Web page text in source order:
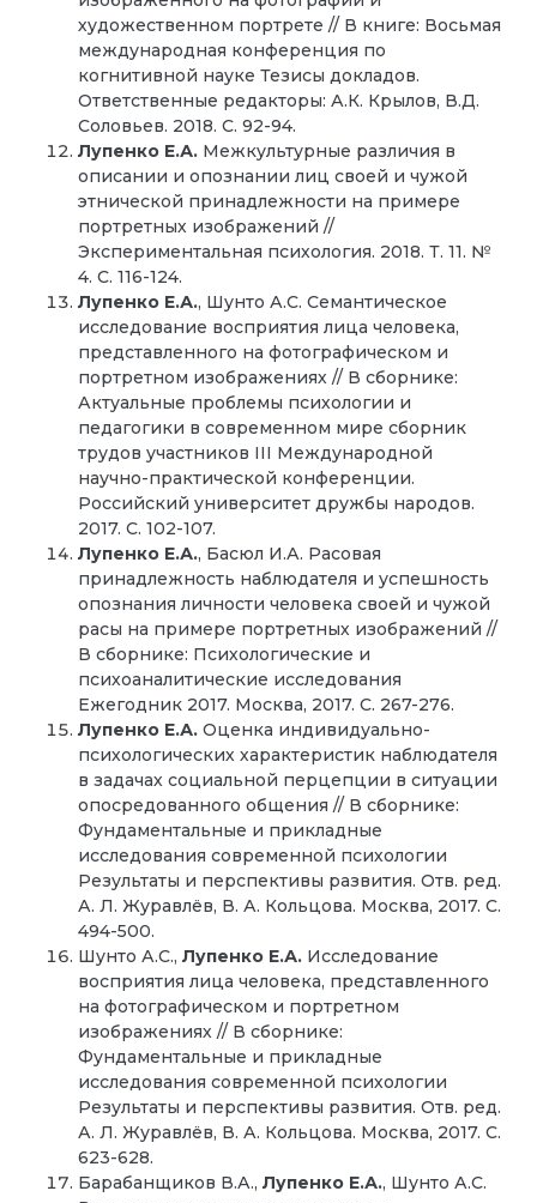
художественном портрете // В книге: Восьмая
международная конференция по
когнитивной науке Тезисы докладов.
Ответственные редакторы: А.К. Крылов, В.Д.
Соловьев. 2018. С. 92-94.
Лупенко Е.А. Межкультурные различия в
описании и опознании лиц своей и чужой
этнической принадлежности на примере
портретных изображений //
Экспериментальная психология. 2018. Т. 11. №
4. С. 116-124.
Лупенко Е.А., Шунто А.С. Семантическое
исследование восприятия лица человека,
представленного на фотографическом и
портретном изображениях // В сборнике:
Актуальные проблемы психологии и
педагогики в современном мире сборник
трудов участников III Международной
научно-практической конференции.
Российский университет дружбы народов.
2017. С. 102-107.
Лупенко Е.А., Басюл И.А. Расовая
принадлежность наблюдателя и успешность
опознания личности человека своей и чужой
расы на примере портретных изображений //
В сборнике: Психологические и
психоаналитические исследования
Ежегодник 2017. Москва, 2017. С. 267-276.
Лупенко Е.А. Оценка индивидуально-
психологических характеристик наблюдателя
в задачах социальной перцепции в ситуации
опосредованного общения // В сборнике:
Фундаментальные и прикладные
исследования современной психологии
Результаты и перспективы развития. Отв. ред.
А. Л. Журавлёв, В. А. Кольцова. Москва, 2017. С.
494-500.
Шунто А.С., Лупенко Е.А. Исследование
восприятия лица человека, представленного
на фотографическом и портретном
изображениях // В сборнике:
Фундаментальные и прикладные
исследования современной психологии
Результаты и перспективы развития. Отв. ред.
А. Л. Журавлёв, В. А. Кольцова. Москва, 2017. С.
623-628.
Барабанщиков В.А., Лупенко Е.А., Шунто А.С.